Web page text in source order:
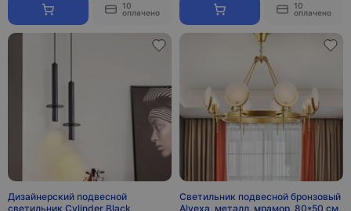
10
оплачено
10
оплачено
Дизайнерский подвесной
светильник Cylinder Black
Светильник подвесной бронзовый
Alvexa, металл, мрамор, 80*50 см,